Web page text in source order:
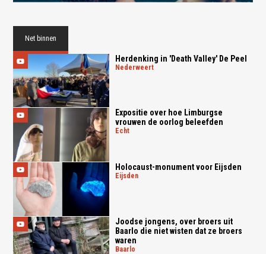
Net binnen
Herdenking in 'Death Valley' De Peel
nederweert
Expositie over hoe Limburgse
vrouwen de oorlog beleefden
echt
Holocaust-monument voor Eijsden
eijsden
Joodse jongens, over broers uit
Baarlo die niet wisten dat ze broers
waren
baarlo